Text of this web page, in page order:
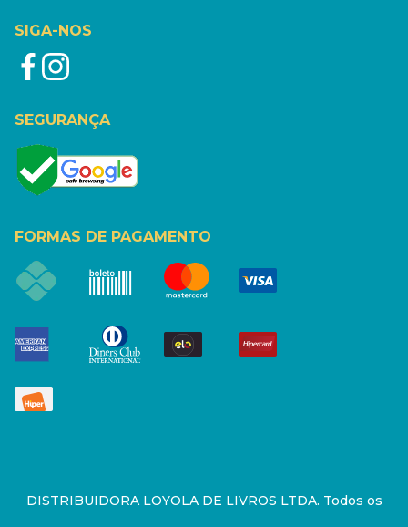
SIGA-NOS
SEGURANÇA
FORMAS DE PAGAMENTO
DISTRIBUIDORA LOYOLA DE LIVROS LTDA. Todos os